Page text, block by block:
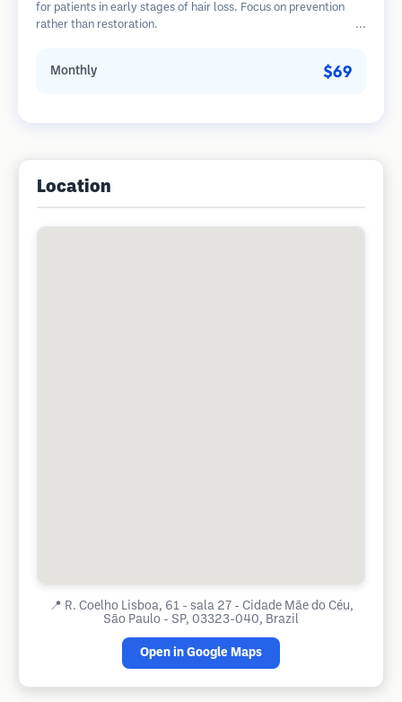
for patients in early stages of hair loss. Focus on prevention
rather than restoration.
Monthly $69
Location
📍 R. Coelho Lisboa, 61 - sala 27 - Cidade Mãe do Céu,
São Paulo - SP, 03323-040, Brazil
Open in Google Maps